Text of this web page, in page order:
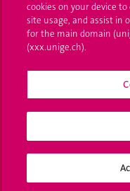
Médias
Offres d'emploi
Bibliothèque
Calendrier académique
cookies on your device
site usage, and assist in
for the main domain
(xxx.unige.ch).